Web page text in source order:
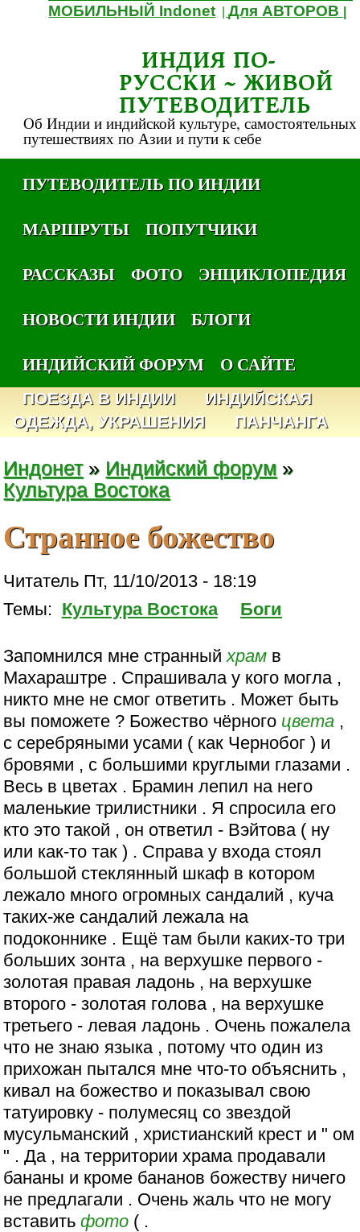
МОБИЛЬНЫЙ Indonet |Для АВТОРОВ
ИНДИЯ ПО-
РУССКИ ~ ЖИВОЙ
ПУТЕВОДИТЕЛЬ
Об Индии и индийской культуре, самостоятельных
путешествиях по Азии и пути к себе
ПУТЕВОДИТЕЛЬ ПО ИНДИИ
МАРШРУТЫ
ПОПУТЧИКИ
РАССКАЗЫ
ФОТО
ЭНЦИКЛОПЕДИЯ
НОВОСТИ ИНДИИ
БЛОГИ
ИНДИЙСКИЙ ФОРУМ
О САЙТЕ
ПОЕЗДА В ИНДИИ
ИНДИЙСКАЯ
ОДЕЖДА, УКРАШЕНИЯ
ПАНЧАНГА
Индонет» Индийский форум »
Культура Востока
Странное божество
Читатель Пт, 11/10/2013 - 18:19
Темы: Культура Востока Боги
Запомнился мне странныйхрам в
Махараштре . Спрашивала у кого могла ,
никто мне не смог ответить . Может быть
вы поможете ? Божество чёрного цвета ,
с серебряными усами ( как Чернобог ) и
бровями , с большими круглыми глазами .
Весь в цветах . Брамин лепил на него
маленькие трилистники . Я спросила его
кто это такой , он ответил - Вэйтова ( ну
или как-то так ) . Справа у входа стоял
большой стеклянный шкаф в котором
лежало много огромных сандалий , куча
таких-же сандалий лежала на
подоконнике . Ещё там были каких-то три
больших зонта , на верхушке первого -
золотая правая ладонь , на верхушке
второго - золотая голова , на верхушке
третьего - левая ладонь . Очень пожалела
что не знаю языка , потому что один из
прихожан пытался мне что-то объяснить ,
кивал на божество и показывал свою
татуировку - полумесяц со звездой
мусульманский , христианский крест и " ом
" . Да , на территории храма продавали
бананы и кроме бананов божеству ничего
не предлагали . Очень жаль что не могу
вставитьфото ( .